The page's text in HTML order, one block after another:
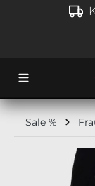
springen
Sale %
Bildergalerie